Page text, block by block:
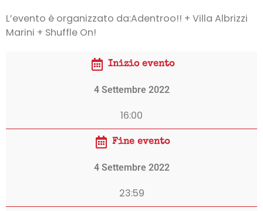
L’evento è organizzato da:Adentroo!! + Villa Albrizzi
Marini + Shuffle On!
Inizio evento
4 Settembre 2022
16:00
Fine evento
4 Settembre 2022
23:59